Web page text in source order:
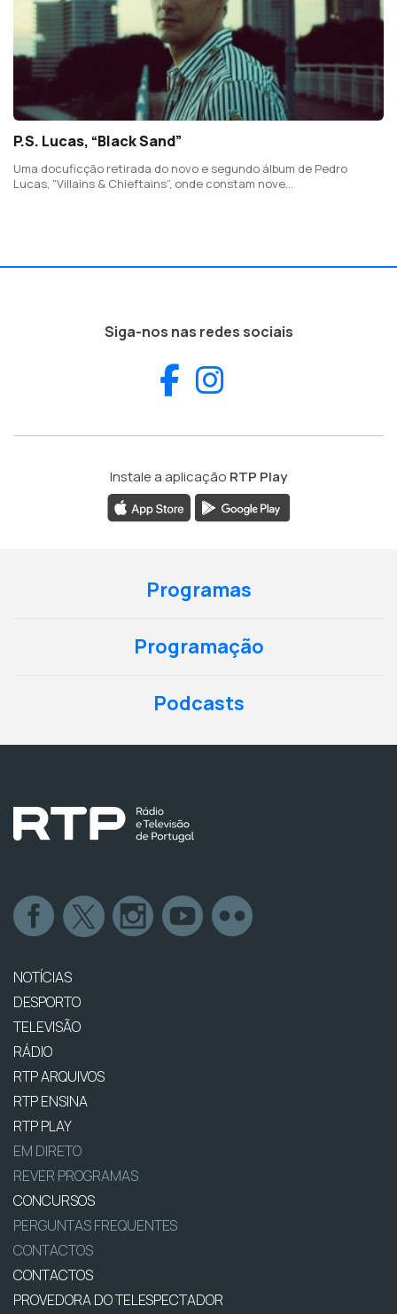
P.S. Lucas, “Black Sand”
Uma docuficção retirada do novo e segundo álbum de Pedro
Lucas, "Villains & Chieftains”, onde constam nove
Siga-nos nas redes sociais
Facebook
Instale a aplicação RTP Play
Programas
Programação
Podcasts
NOTÍCIAS
DESPORTO
TELEVISÃO
RÁDIO
RTP ARQUIVOS
RTP ENSINA
RTP PLAY
EM DIRETO
REVER PROGRAMAS
CONCURSOS
PERGUNTAS FREQUENTES
CONTACTOS
CONTACTOS
PROVEDORA DO TELESPECTADOR